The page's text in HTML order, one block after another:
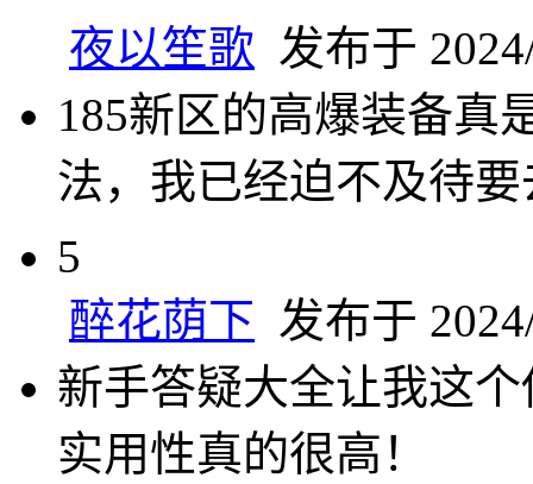
夜以笙歌 发布于
185新区的高爆装备真
法，我已经迫不及待
5
醉花荫下 发布于
新手答疑大全让我这
实用性真的很高！